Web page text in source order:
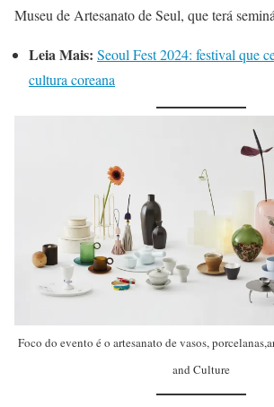
Museu de Artesanato de Seul, que terá
Leia Mais: Seoul Fest 2024: festival que
cultura coreana
Foco do evento é o artesanato de vasos,
and Culture